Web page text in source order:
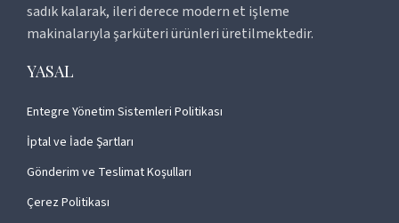
sadık kalarak, ileri derece modern et işleme
makinalarıyla şarküteri ürünleri üretilmektedir.
YASAL
Entegre Yönetim Sistemleri Politikası
İptal ve İade Şartları
Gönderim ve Teslimat Koşulları
Çerez Politikası